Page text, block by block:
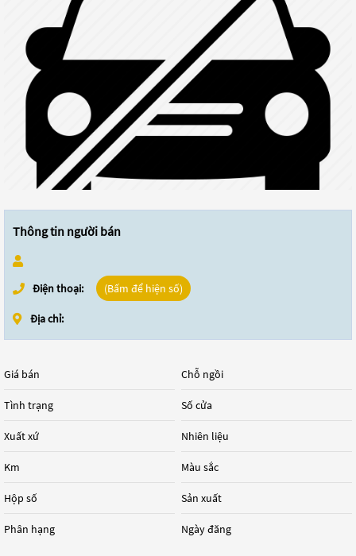
Thông tin người bán
Điện thoại: (Bấm để hiện số)
Địa chỉ:
Giá bán
Tình trạng
Xuất xứ
Km
Hộp số
Phân hạng
Chỗ ngồi
Số cửa
Nhiên liệu
Màu sắc
Sản xuất
Ngày đăng